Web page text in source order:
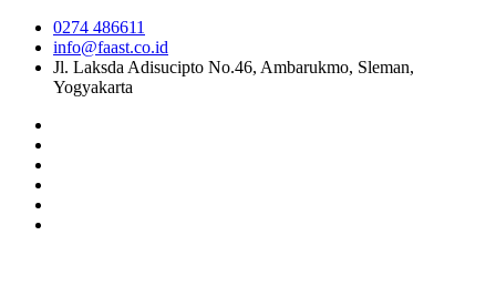
0274 486611
info@faast.co.id
Jl. Laksda Adisucipto No.46, Ambarukmo, Sleman,
Yogyakarta